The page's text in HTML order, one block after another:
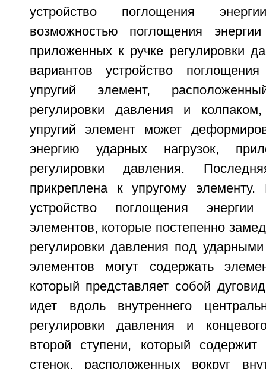
устройство поглощения
возможностью поглощения
приложенных к ручке регулировки
вариантов устройство
упругий элемент,
регулировки давления и
упругий элемент может
энергию ударных нагрузок,
регулировки давления.
прикреплена к упругому
устройство поглощения
элементов, которые постепенно
регулировки давления под
элементов могут содержать
который представляет собой
идет вдоль внутреннего
регулировки давления и
второй ступени, который содержит
стенок, расположенных вокруг